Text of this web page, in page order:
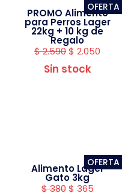
OFERTA
PROMO Alimento
para Perros Lager
22kg + 10 kg de
Regalo
$2.590$ 2.050
Sin stock
OFERTA
Alimento Lager
Gato 3kg
$380 $ 365